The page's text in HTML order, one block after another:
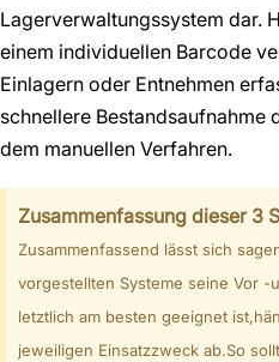
Lagerverwaltungssystem dar.
einem individuellen Barcode
Einlagern oder Entnehmen
schnellere Bestandsaufnahme
dem manuellen Verfahren.
Zusammenfassung dieser 3
Zusammenfassend lässt sich
vorgestellten Systeme seine Vor -
letztlich am besten geeignet
jeweiligen Einsatzzweck ab.So